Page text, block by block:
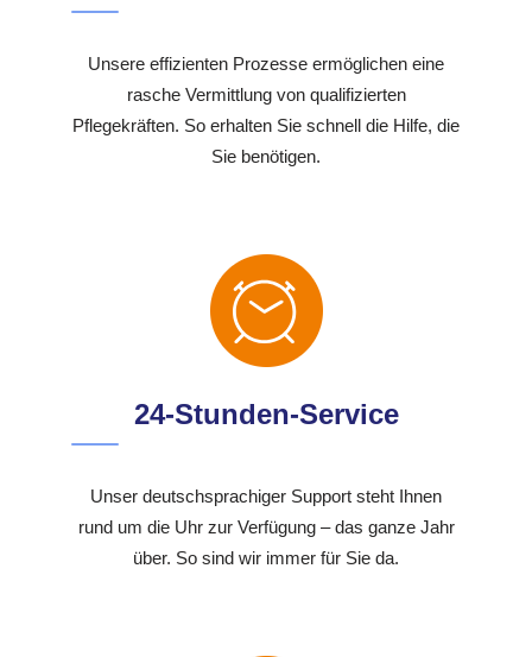
Unsere effizienten Prozesse ermöglichen eine
rasche Vermittlung von qualifizierten
Pflegekräften. So erhalten Sie schnell die Hilfe, die
Sie benötigen.
24-Stunden-Service
Unser deutschsprachiger Support steht Ihnen
rund um die Uhr zur Verfügung – das ganze Jahr
über. So sind wir immer für Sie da.